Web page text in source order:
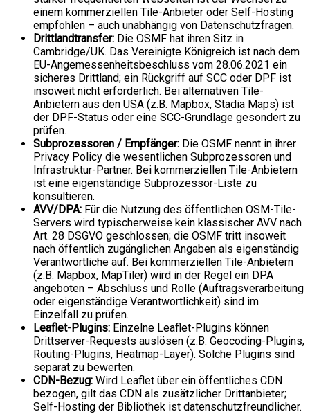
einem kommerziellen Tile-Anbieter oder Self-Hosting
empfohlen – auch unabhängig von Datenschutzfragen.
Drittlandtransfer: Die OSMF hat ihren Sitz in
Cambridge/UK. Das Vereinigte Königreich ist nach dem
EU-Angemessenheitsbeschluss vom 28.06.2021 ein
sicheres Drittland; ein Rückgriff auf SCC oder DPF ist
insoweit nicht erforderlich. Bei alternativen Tile-
Anbietern aus den USA (z.B. Mapbox, Stadia Maps) ist
der DPF-Status oder eine SCC-Grundlage gesondert zu
prüfen.
Subprozessoren / Empfänger: Die OSMF nennt in ihrer
Privacy Policy die wesentlichen Subprozessoren und
Infrastruktur-Partner. Bei kommerziellen Tile-Anbietern
ist eine eigenständige Subprozessor-Liste zu
konsultieren.
AVV/DPA: Für die Nutzung des öffentlichen OSM-Tile-
Servers wird typischerweise kein klassischer AVV nach
Art. 28 DSGVO geschlossen; die OSMF tritt insoweit
nach öffentlich zugänglichen Angaben als eigenständig
Verantwortliche auf. Bei kommerziellen Tile-Anbietern
(z.B. Mapbox, MapTiler) wird in der Regel ein DPA
angeboten – Abschluss und Rolle (Auftragsverarbeitung
oder eigenständige Verantwortlichkeit) sind im
Einzelfall zu prüfen.
Leaflet-Plugins: Einzelne Leaflet-Plugins können
Drittserver-Requests auslösen (z.B. Geocoding-Plugins,
Routing-Plugins, Heatmap-Layer). Solche Plugins sind
separat zu bewerten.
CDN-Bezug: Wird Leaflet über ein öffentliches CDN
bezogen, gilt das CDN als zusätzlicher Drittanbieter;
Self-Hosting der Bibliothek ist datenschutzfreundlicher.